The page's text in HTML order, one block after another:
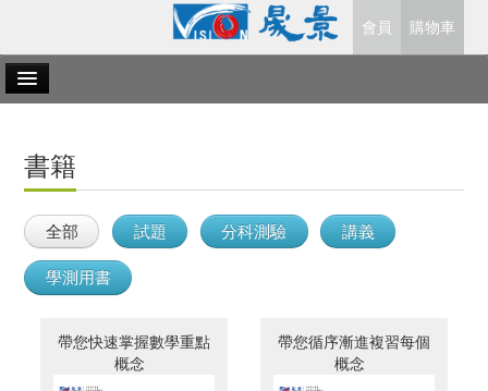
會員 購物車
英文
自然科
社會科
書籍
全部 試題 分科測驗 講義
學測用書
帶您快速掌握數學重點
概念
帶您循序漸進複習每個
概念